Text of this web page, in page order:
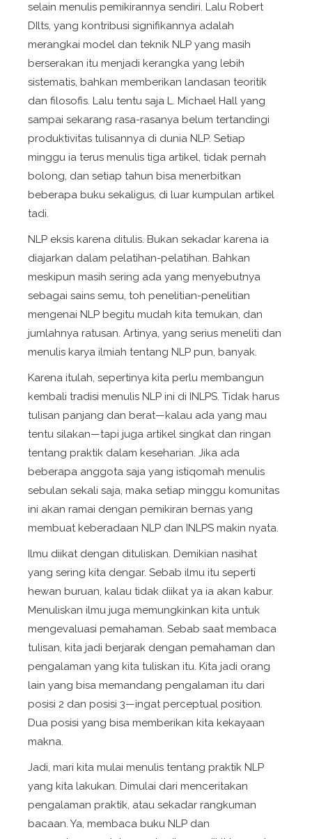
selain menulis pemikirannya sendiri. Lalu Robert
DIlts, yang kontribusi signifikannya adalah
merangkai model dan teknik NLP yang masih
berserakan itu menjadi kerangka yang lebih
sistematis, bahkan memberikan landasan teoritik
dan filosofis. Lalu tentu saja L. Michael Hall yang
sampai sekarang rasa-rasanya belum tertandingi
produktivitas tulisannya di dunia NLP. Setiap
minggu ia terus menulis tiga artikel, tidak pernah
bolong, dan setiap tahun bisa menerbitkan
beberapa buku sekaligus, di luar kumpulan artikel
tadi.
NLP eksis karena ditulis. Bukan sekadar karena ia
diajarkan dalam pelatihan-pelatihan. Bahkan
meskipun masih sering ada yang menyebutnya
sebagai sains semu, toh penelitian-penelitian
mengenai NLP begitu mudah kita temukan, dan
jumlahnya ratusan. Artinya, yang serius meneliti dan
menulis karya ilmiah tentang NLP pun, banyak.
Karena itulah, sepertinya kita perlu membangun
kembali tradisi menulis NLP ini di INLPS. Tidak harus
tulisan panjang dan berat—kalau ada yang mau
tentu silakan—tapi juga artikel singkat dan ringan
tentang praktik dalam keseharian. Jika ada
beberapa anggota saja yang istiqomah menulis
sebulan sekali saja, maka setiap minggu komunitas
ini akan ramai dengan pemikiran bernas yang
membuat keberadaan NLP dan INLPS makin nyata.
Ilmu diikat dengan dituliskan. Demikian nasihat
yang sering kita dengar. Sebab ilmu itu seperti
hewan buruan, kalau tidak diikat ya ia akan kabur.
Menuliskan ilmu juga memungkinkan kita untuk
mengevaluasi pemahaman. Sebab saat membaca
tulisan, kita jadi berjarak dengan pemahaman dan
pengalaman yang kita tuliskan itu. Kita jadi orang
lain yang bisa memandang pengalaman itu dari
posisi 2 dan posisi 3—ingat perceptual position.
Dua posisi yang bisa memberikan kita kekayaan
makna.
Jadi, mari kita mulai menulis tentang praktik NLP
yang kita lakukan. Dimulai dari menceritakan
pengalaman praktik, atau sekadar rangkuman
bacaan. Ya, membaca buku NLP dan